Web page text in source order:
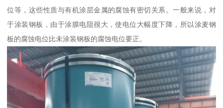
位等，这些性质与有机涂层金属的腐蚀有密切关系。一般来说，对
于涂装钢板，由于涂膜电阻很大，使电位大幅度下降，所以涂麦钢
板的腐蚀电位比未涂装钢板的腐蚀电位要正。